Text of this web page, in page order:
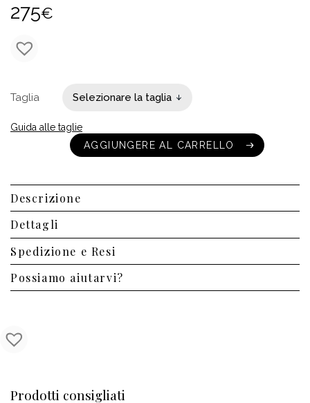
275€
Taglia
Guida alle taglie
AGGIUNGERE AL CARRELLO
AGGIUNGERE AL CARRELLO
Descrizione
Dettagli
Spedizione e Resi
Possiamo aiutarvi?
Prodotti consigliati